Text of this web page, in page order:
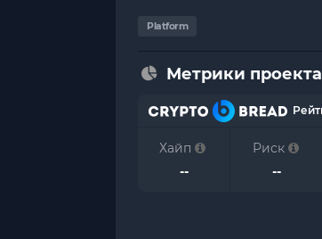
Platform
Метрики проекта
Хайп
--
Риск
--